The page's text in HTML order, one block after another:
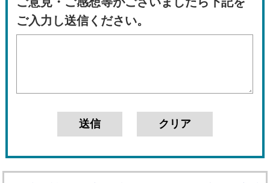
ご入力し送信ください。